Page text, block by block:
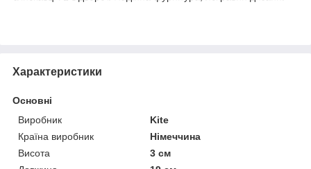
Характеристики
Основні
Виробник
Kite
Країна виробник
Німеччина
Висота
3 см